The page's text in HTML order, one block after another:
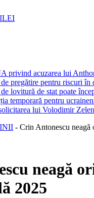
privind acuzarea lui
pregătire pentru riscuri
lovitură de stat poate
temporară pentru
lui Volodimir
- Crin Antonescu
neagă
2025